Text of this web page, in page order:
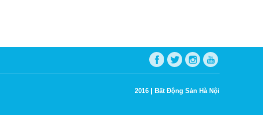
2016 | Bất Động Sản Hà Nội